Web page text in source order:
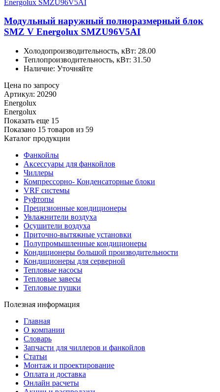
Модульный наружный полноразмерный блок
SMZ V Energolux SMZU96V5AI
Холодопроизводительность, кВт: 28.00
Теплопроизводительность, кВт: 31.50
Наличие: Уточняйте
Цена по запросу
Артикул: 20290
Energolux
Energolux
Показать еще 15
Показано 15 товаров из 59
Каталог продукции
Фанкойлы
Аксессуары для фанкойлов
Чиллеры
Компрессорно- Конденсаторные блоки
VRF системы
Руфтопы
Прецизионные кондиционеры
Увлажнители воздуха
Осушители воздуха
Приточно-вытяжные установки
Полупромышленные кондиционеры
Кондиционеры большой производительности
Кондиционеры для серверной
Тепловые насосы
Тепловые завесы
Тепловые пушки
Полезная информация
Главная
О компании
Словарь
Запчасти для чиллеров и фанкойлов
Статьи
Монтаж и проектирование
Оплата и доставка
Онлайн расчеты